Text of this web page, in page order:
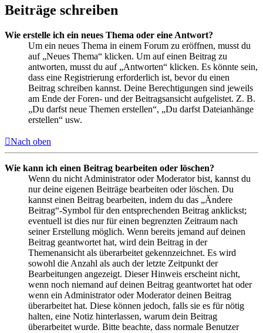
Beiträge schreiben
Wie erstelle ich ein neues Thema oder eine Antwort?
Um ein neues Thema in einem Forum zu eröffnen, musst du
auf „Neues Thema“ klicken. Um auf einen Beitrag zu
antworten, musst du auf „Antworten“ klicken. Es könnte sein,
dass eine Registrierung erforderlich ist, bevor du einen
Beitrag schreiben kannst. Deine Berechtigungen sind jeweils
am Ende der Foren- und der Beitragsansicht aufgelistet. Z. B.
„Du darfst neue Themen erstellen“, „Du darfst Dateianhänge
erstellen“ usw.
Nach oben
Wie kann ich einen Beitrag bearbeiten oder löschen?
Wenn du nicht Administrator oder Moderator bist, kannst du
nur deine eigenen Beiträge bearbeiten oder löschen. Du
kannst einen Beitrag bearbeiten, indem du das „Ändere
Beitrag“-Symbol für den entsprechenden Beitrag anklickst;
eventuell ist dies nur für einen begrenzten Zeitraum nach
seiner Erstellung möglich. Wenn bereits jemand auf deinen
Beitrag geantwortet hat, wird dein Beitrag in der
Themenansicht als überarbeitet gekennzeichnet. Es wird
sowohl die Anzahl als auch der letzte Zeitpunkt der
Bearbeitungen angezeigt. Dieser Hinweis erscheint nicht,
wenn noch niemand auf deinen Beitrag geantwortet hat oder
wenn ein Administrator oder Moderator deinen Beitrag
überarbeitet hat. Diese können jedoch, falls sie es für nötig
halten, eine Notiz hinterlassen, warum dein Beitrag
überarbeitet wurde. Bitte beachte, dass normale Benutzer